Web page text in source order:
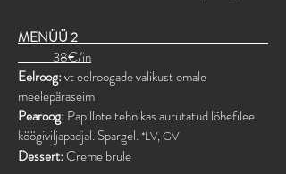
MENÜÜ 2
38€/in
Eelroog:vt eelroogade valikust omale
meelepäraseim
Pearoog: Papillote tehnikas aurutatud lõhefilee
köögiviljapadjal. Spargel.*LV, GV
Dessert:Creme brule